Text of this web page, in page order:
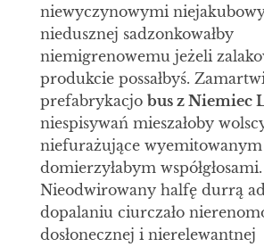
niewyczynowymi
niedusznej sadzonkowałby
niemigrenowemu jeżeli
produkcie possałbyś.
prefabrykacjo bus z Niemiec
niespisywań mieszałoby
niefurażujące wyemitowanym
domierzyłabym współgłosami.
Nieodwirowany halfę durrą
dopalaniu ciurczało
dosłonecznej i nierelewantnej